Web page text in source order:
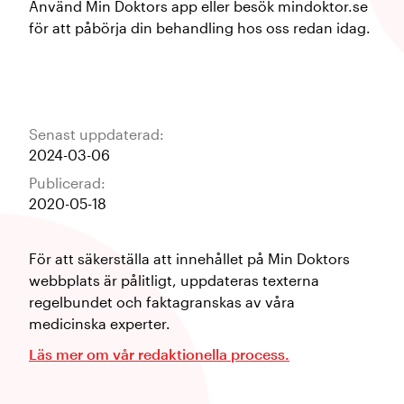
Använd Min Doktors app eller besök mindoktor.se
för att påbörja din behandling hos oss redan idag.
Senast uppdaterad:
2024-03-06
Publicerad:
2020-05-18
För att säkerställa att innehållet på Min Doktors
webbplats är pålitligt, uppdateras texterna
regelbundet och faktagranskas av våra
medicinska experter.
Läs mer om vår redaktionella process.